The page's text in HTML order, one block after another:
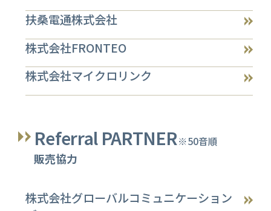
扶桑電通株式会社
株式会社FRONTEO
株式会社マイクロリンク
Referral PARTNER※50音順
販売協力
株式会社グローバルコミュニケーション